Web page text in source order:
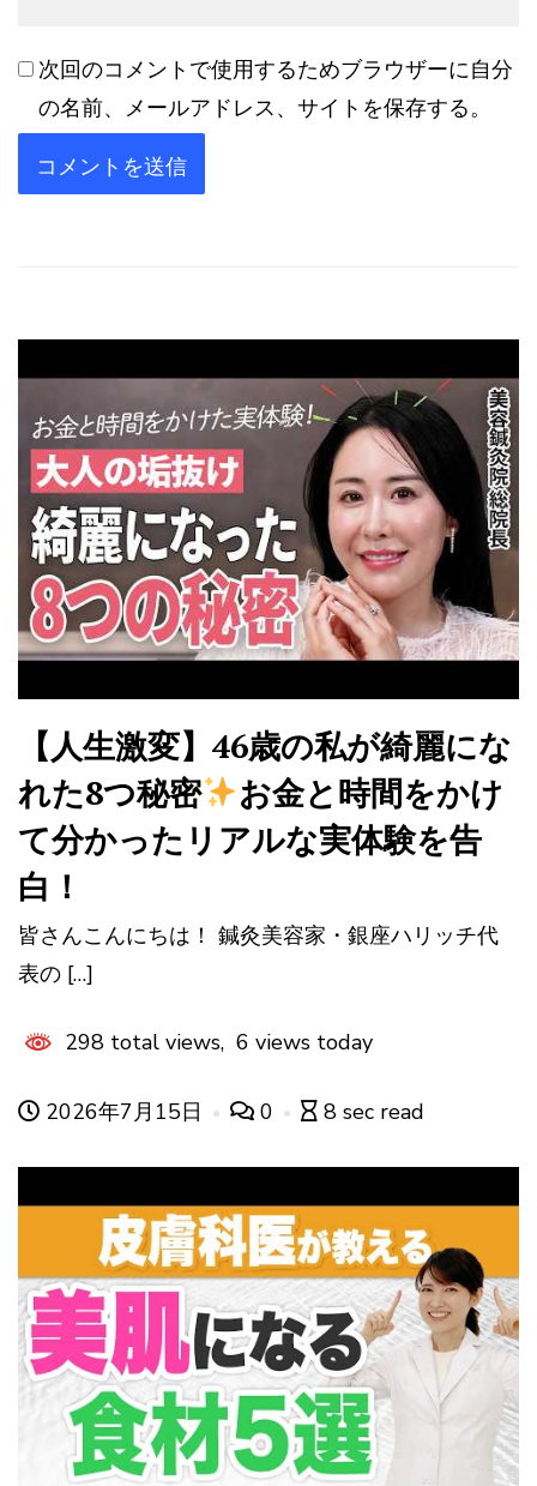
次回のコメントで使用するためブラウザーに自分
の名前、メールアドレス、サイトを保存する。
【人生激変】46歳の私が綺麗にな
れた8つ秘密
お金と時間をかけ
て分かったリアルな実体験を告
白！
皆さんこんにちは！ 鍼灸美容家・銀座ハリッチ代
表の […]
298 total views, 6 views today
2026年7月15日 0 8 sec read